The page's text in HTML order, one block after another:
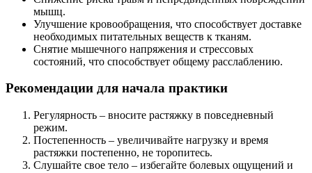
мышц.
Улучшение кровообращения, что способствует доставке
необходимых питательных веществ к тканям.
Снятие мышечного напряжения и стрессовых
состояний, что способствует общему расслаблению.
Рекомендации для начала практики
Регулярность – вносите растяжку в повседневный
режим.
Постепенность – увеличивайте нагрузку и время
растяжки постепенно, не торопитесь.
Слушайте свое тело – избегайте болевых ощущений и